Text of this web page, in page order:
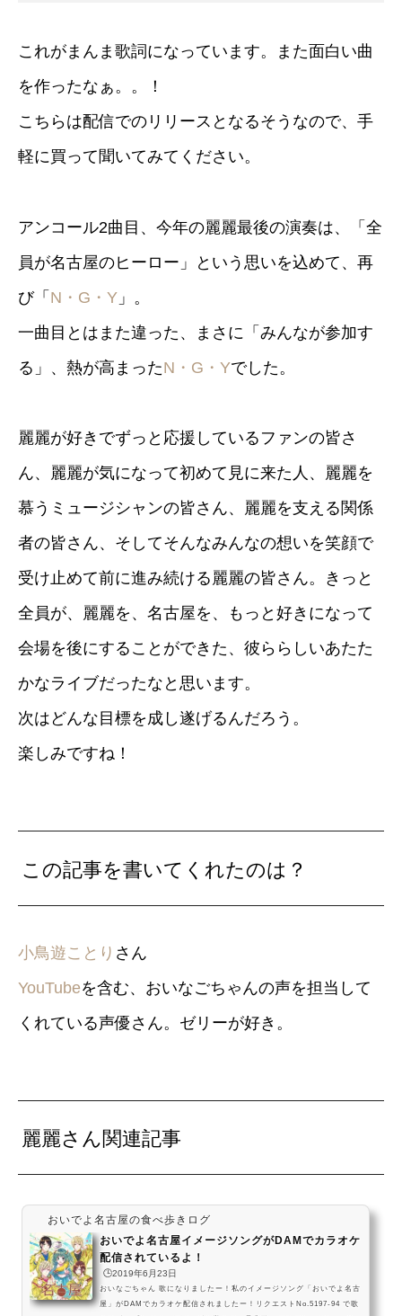
これがまんま歌詞になっています。また面白い曲
を作ったなぁ。。！
こちらは配信でのリリースとなるそうなので、手
軽に買って聞いてみてください。
アンコール2曲目、今年の麗麗最後の演奏は、「全
員が名古屋のヒーロー」という思いを込めて、再
び「 N・G・Y 」。
一曲目とはまた違った、まさに「みんなが参加す
る」、熱が高まったN・G・Yでした。
麗麗が好きでずっと応援しているファンの皆さ
ん、麗麗が気になって初めて見に来た人、麗麗を
慕うミュージシャンの皆さん、麗麗を支える関係
者の皆さん、そしてそんなみんなの想いを笑顔で
受け止めて前に進み続ける麗麗の皆さん。きっと
全員が、麗麗を、名古屋を、もっと好きになって
会場を後にすることができた、彼ららしいあたた
かなライブだったなと思います。
次はどんな目標を成し遂げるんだろう。
楽しみですね！
この記事を書いてくれたのは？
小鳥遊ことり さん
YouTubeを含む、おいなごちゃんの声を担当して
くれている声優さん。ゼリーが好き。
麗麗さん関連記事
おいでよ名古屋の食べ歩きログ
おいでよ名古屋イメージソングがDAMでカラオケ
配信されているよ！
🕒️2019年6月23日
おいなごちゃん 歌になりましたー！私のイメージソング「おいでよ名古
屋」がDAMでカラオケ配信されましたー！リクエストNo.5197‐94 で歌